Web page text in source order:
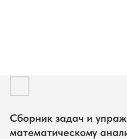
Сборник задач и
математическому